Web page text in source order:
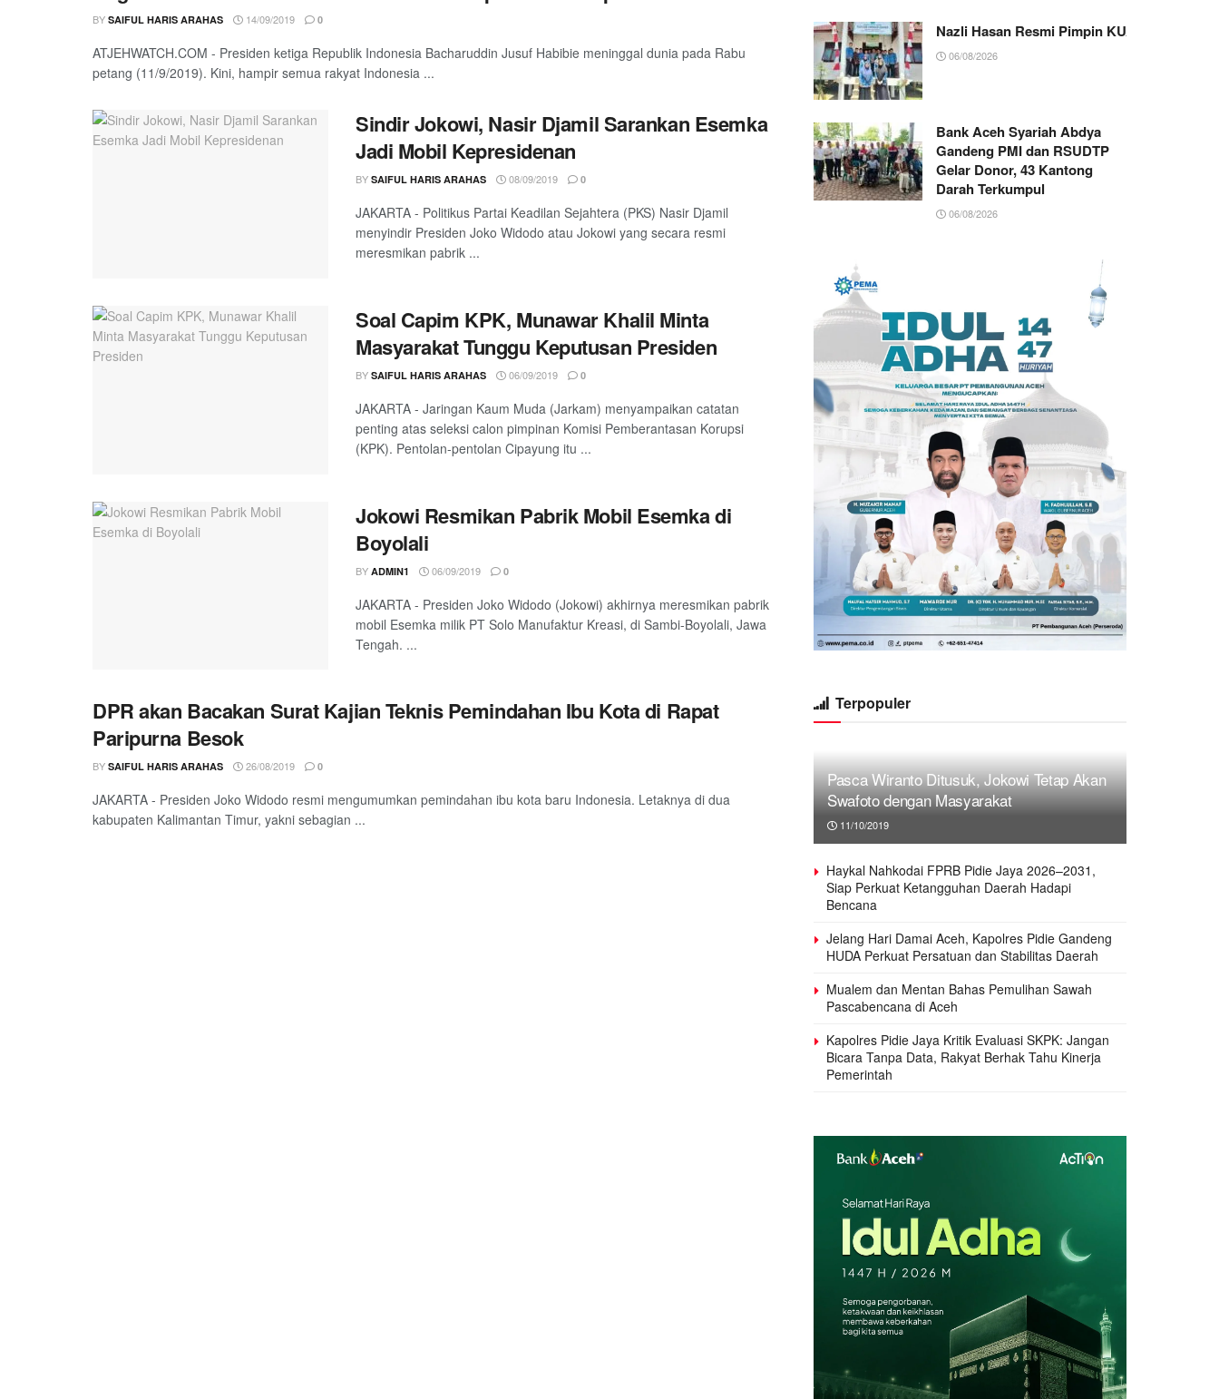
BY SAIFUL HARIS ARAHAS 14/09/2019 0
ATJEHWATCH.COM - Presiden ketiga Republik Indonesia Bacharuddin Jusuf Habibie meninggal dunia pada Rabu
petang (11/9/2019). Kini, hampir semua rakyat Indonesia ...
Sindir Jokowi, Nasir Djamil Sarankan Esemka
Jadi Mobil Kepresidenan
BY SAIFUL HARIS ARAHAS 08/09/2019 0
JAKARTA - Politikus Partai Keadilan Sejahtera (PKS) Nasir Djamil
menyindir Presiden Joko Widodo atau Jokowi yang secara resmi
meresmikan pabrik ...
Soal Capim KPK, Munawar Khalil Minta
Masyarakat Tunggu Keputusan Presiden
BY SAIFUL HARIS ARAHAS 06/09/2019 0
JAKARTA - Jaringan Kaum Muda (Jarkam) menyampaikan catatan
penting atas seleksi calon pimpinan Komisi Pemberantasan Korupsi
(KPK). Pentolan-pentolan Cipayung itu ...
Jokowi Resmikan Pabrik Mobil Esemka di
Boyolali
BY ADMIN1 06/09/2019 0
JAKARTA - Presiden Joko Widodo (Jokowi) akhirnya meresmikan pabrik
mobil Esemka milik PT Solo Manufaktur Kreasi, di Sambi-Boyolali, Jawa
Tengah. ...
DPR akan Bacakan Surat Kajian Teknis Pemindahan Ibu Kota di Rapat
Paripurna Besok
BY SAIFUL HARIS ARAHAS 26/08/2019 0
JAKARTA - Presiden Joko Widodo resmi mengumumkan pemindahan ibu kota baru Indonesia. Letaknya di dua
kabupaten Kalimantan Timur, yakni sebagian ...
Nazli Hasan Resmi Pimpin KUA Jeumpa,
06/08/2026
Bank Aceh Syariah Abdya
Gandeng PMI dan RSUDTP
Gelar Donor, 43 Kantong
Darah Terkumpul
06/08/2026
Terpopuler
Pasca Wiranto Ditusuk, Jokowi Tetap Akan
Swafoto dengan Masyarakat
11/10/2019
Haykal Nahkodai FPRB Pidie Jaya 2026–2031,
Siap Perkuat Ketangguhan Daerah Hadapi
Bencana
Jelang Hari Damai Aceh, Kapolres Pidie Gandeng
HUDA Perkuat Persatuan dan Stabilitas Daerah
Mualem dan Mentan Bahas Pemulihan Sawah
Pascabencana di Aceh
Kapolres Pidie Jaya Kritik Evaluasi SKPK: Jangan
Bicara Tanpa Data, Rakyat Berhak Tahu Kinerja
Pemerintah